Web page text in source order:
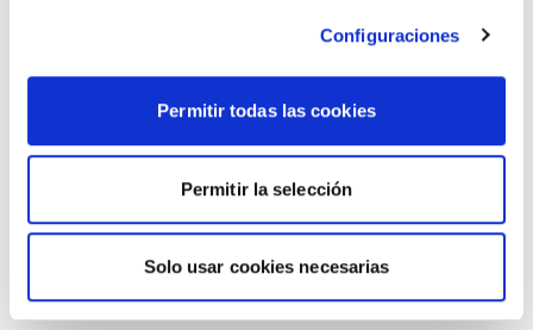
Configuraciones
Permitir todas las cookies
Permitir la selección
Solo usar cookies necesarias